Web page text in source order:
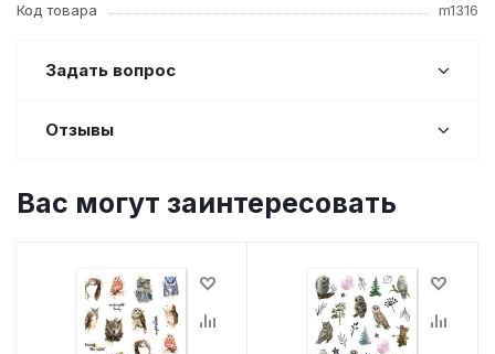
Код товара m1316
Задать вопрос
Отзывы
Вас могут заинтересовать